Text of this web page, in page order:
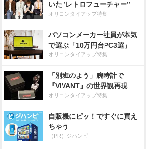
いた”レトロフューチャー”
オリコンタイアップ特集
パソコンメーカー社員が本気
で選ぶ「10万円台PC3選」
オリコンタイアップ特集
「別班のよう」腕時計で
『VIVANT』の世界観再現
オリコンタイアップ特集
自販機にピッ！ですぐに買え
ちゃう
（PR）ジハンピ